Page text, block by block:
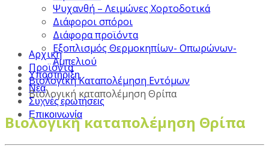
Ψυχανθή – Λειμώνες Χορτοδοτικά
Διάφοροι σπόροι
Διάφορα προϊόντα
Εξοπλισμός Θερμοκηπίων- Οπωρώνων-
Αμπελιού
Υποστήριξη
Νέα
Συχνές ερωτήσεις
Επικοινωνία
Αρχική
Προϊόντα
Βιολογική Καταπολέμηση Εντόμων
Βιολογική καταπολέμηση Θρίπα
Βιολογική καταπολέμηση Θρίπα